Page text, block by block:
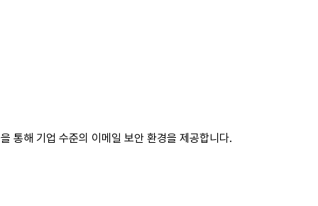
통해 기업 수준의 이메일 보안 환경을 제공합니다.